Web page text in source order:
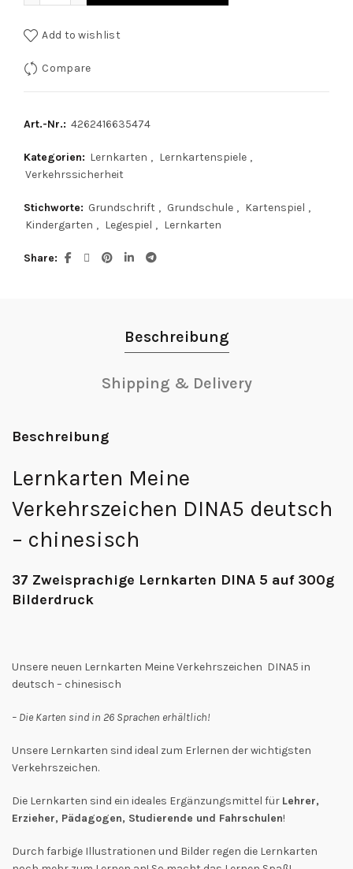
Add to wishlist
Compare
Art.-Nr.: 4262416635474
Kategorien: Lernkarten , Lernkartenspiele ,
Verkehrssicherheit
Stichworte: Grundschrift , Grundschule , Kartenspiel ,
Kindergarten , Legespiel , Lernkarten
Share
Beschreibung
Shipping & Delivery
Beschreibung
Lernkarten Meine
Verkehrszeichen DINA5 deutsch
– chinesisch
37 Zweisprachige Lernkarten DINA 5 auf 300g
Bilderdruck
Unsere neuen Lernkarten Meine Verkehrszeichen DINA5 in
deutsch – chinesisch
– Die Karten sind in 26 Sprachen erhältlich!
Unsere Lernkarten sind ideal zum Erlernen der wichtigsten
Verkehrszeichen.
Die Lernkarten sind ein ideales Ergänzungsmittel für Lehrer,
Erzieher, Pädagogen, Studierende und Fahrschulen!
Durch farbige Illustrationen und Bilder regen die Lernkarten